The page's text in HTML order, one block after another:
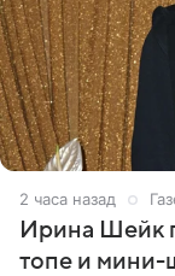
2 часа назад
Ирина Шейк
топе и мини-